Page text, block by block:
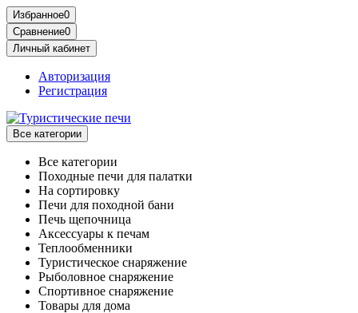
Избранное0
Сравнение0
Личный кабинет
Авторизация
Регистрация
Все категории
Все категории
Походные печи для палатки
На сортировку
Печи для походной бани
Печь щепочница
Аксессуары к печам
Теплообменники
Туристическое снаряжение
Рыболовное снаряжение
Спортивное снаряжение
Товары для дома